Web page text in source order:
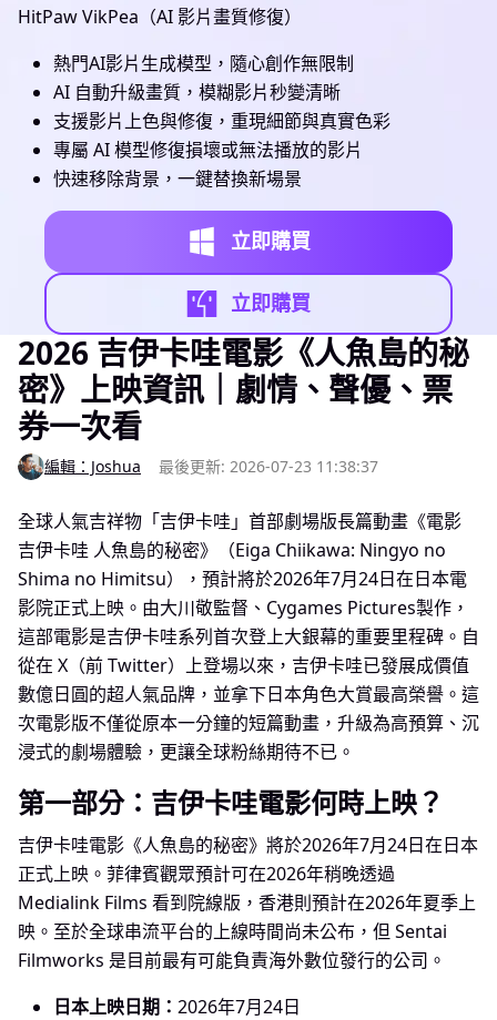
HitPaw VikPea（AI 影片畫質修復）
熱門AI影片生成模型，隨心創作無限制
AI 自動升級畫質，模糊影片秒變清晰
支援影片上色與修復，重現細節與真實色彩
專屬 AI 模型修復損壞或無法播放的影片
快速移除背景，一鍵替換新場景
立即購買
立即購買
2026 吉伊卡哇電影《人魚島的秘
密》上映資訊｜劇情、聲優、票
券一次看
編輯：Joshua 最後更新: 2026-07-23 11:38:37
全球人氣吉祥物「吉伊卡哇」首部劇場版長篇動畫《電影
吉伊卡哇 人魚島的秘密》（Eiga Chiikawa: Ningyo no
Shima no Himitsu），預計將於2026年7月24日在日本電
影院正式上映。由大川敬監督、Cygames Pictures製作，
這部電影是吉伊卡哇系列首次登上大銀幕的重要里程碑。自
從在 X（前 Twitter）上登場以來，吉伊卡哇已發展成價值
數億日圓的超人氣品牌，並拿下日本角色大賞最高榮譽。這
次電影版不僅從原本一分鐘的短篇動畫，升級為高預算、沉
浸式的劇場體驗，更讓全球粉絲期待不已。
第一部分：吉伊卡哇電影何時上映？
吉伊卡哇電影《人魚島的秘密》將於2026年7月24日在日本
正式上映。菲律賓觀眾預計可在2026年稍晚透過
Medialink Films 看到院線版，香港則預計在2026年夏季上
映。至於全球串流平台的上線時間尚未公布，但 Sentai
Filmworks 是目前最有可能負責海外數位發行的公司。
日本上映日期： 2026年7月24日